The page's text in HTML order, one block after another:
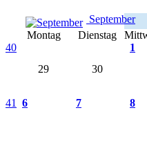
September
Montag
Dienstag
40
29
30
1
41 6 7 8